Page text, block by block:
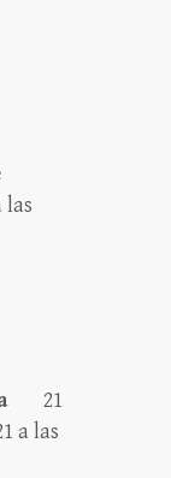
las
21
a las